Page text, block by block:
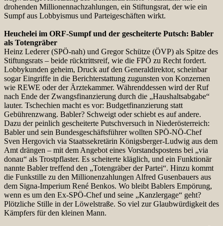
drohenden Millionennachzahlungen, ein Stiftungsrat, der wie ein
Sumpf aus Lobbyismus und Parteigeschäften wirkt.
Heuchelei im ORF-Sumpf und der gescheiterte Putsch: Babler
als Totengräber
Heinz Lederer (SPÖ-nah) und Gregor Schütze (ÖVP) als Spitze des
Stiftungsrats – beide rücktrittsreif, wie die FPÖ zu Recht fordert.
Lobbykunden geheim, Druck auf den Generaldirektor, scheinbar
sogar Eingriffe in die Berichterstattung zugunsten von Konzernen
wie REWE oder der Ärztekammer. Währenddessen wird der Ruf
nach Ende der Zwangsfinanzierung durch die „Haushaltsabgabe“
lauter. Tschechien macht es vor: Budgetfinanzierung statt
Gebührenzwang. Babler? Schweigt oder schiebt es auf andere.
Dazu der peinlich gescheiterte Putschversuch in Niederösterreich:
Babler und sein Bundesgeschäftsführer wollten SPÖ-NÖ-Chef
Sven Hergovich via Staatssekretärin Königsberger-Ludwig aus dem
Amt drängen – mit dem Angebot eines Vorstandspostens bei „via
donau“ als Trostpflaster. Es scheiterte kläglich, und ein Funktionär
nannte Babler treffend den „Totengräber der Partei“. Hinzu kommt
die Funkstille zu den Millionenzahlungen Alfred Gusenbauers aus
dem Signa-Imperium René Benkos. Wo bleibt Bablers Empörung,
wenn es um den Ex-SPÖ-Chef und seine „Kanzlergage“ geht?
Plötzliche Stille in der Löwelstraße. So viel zur Glaubwürdigkeit des
Kämpfers für den kleinen Mann.